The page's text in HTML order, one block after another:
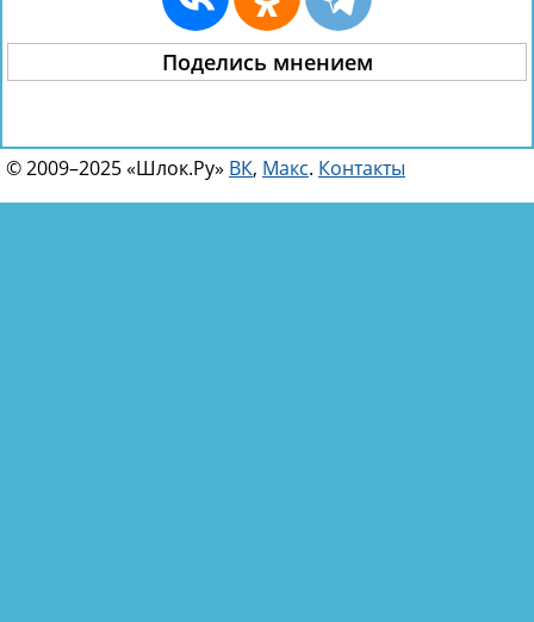
Поделись мнением
© 2009–2025 «Шлок.Ру» ВК, Макс. Контакты